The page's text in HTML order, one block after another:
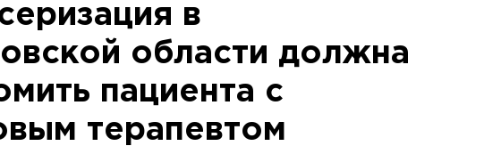
в
области должна
пациента с
терапевтом